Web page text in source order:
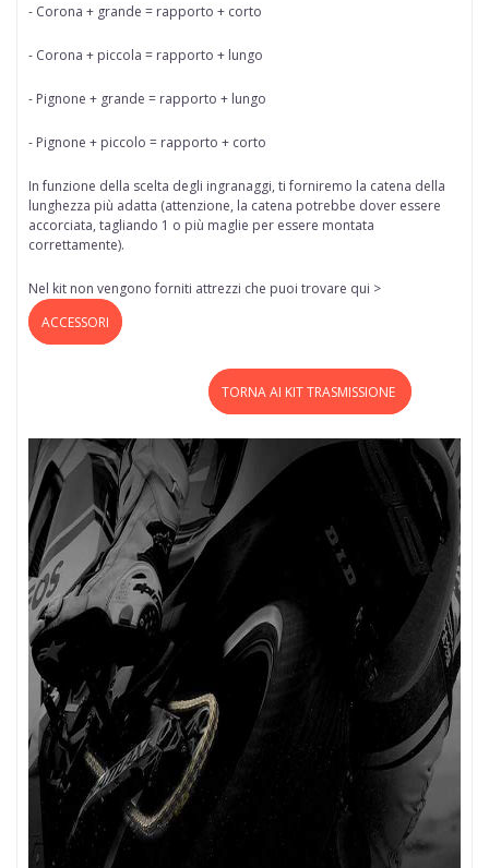
- Corona + grande = rapporto + corto
- Corona + piccola = rapporto + lungo
- Pignone + grande = rapporto + lungo
- Pignone + piccolo = rapporto + corto
In funzione della scelta degli ingranaggi, ti forniremo la catena della
lunghezza più adatta (attenzione, la catena potrebbe dover essere
accorciata, tagliando 1 o più maglie per essere montata
correttamente).
Nel kit non vengono forniti attrezzi che puoi trovare qui >
ACCESSORI
TORNA AI KIT TRASMISSIONE